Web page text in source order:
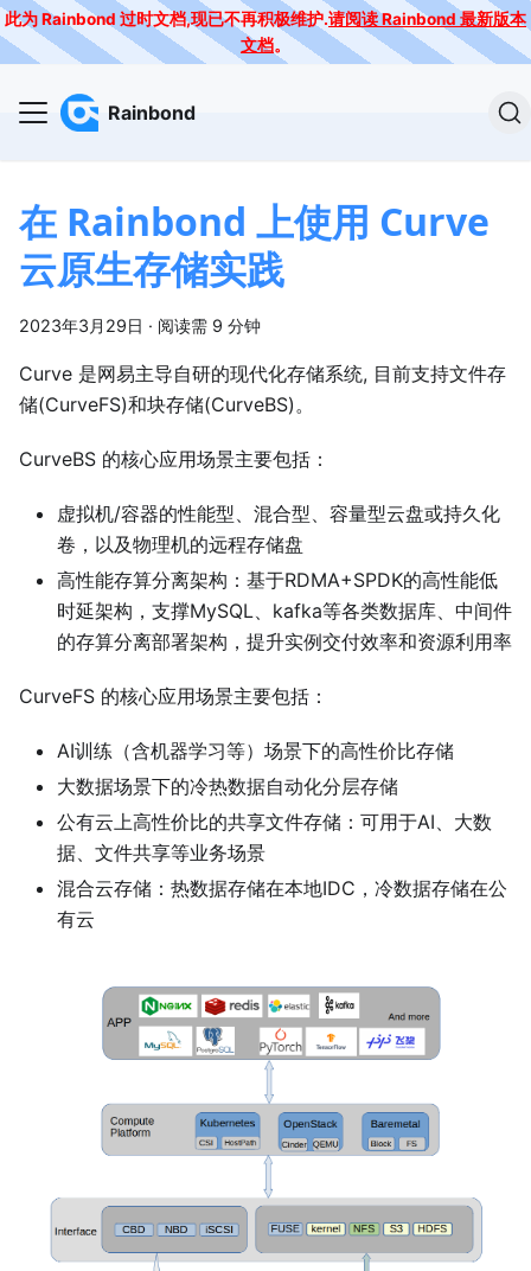
此为 Rainbond 过时文档,现已不再积极维护.请阅读 Rainbond 最新版本
文档。
Rainbond
在 Rainbond 上使用 Curve
云原生存储实践
2023年3月29日 · 阅读需 9 分钟
Curve 是网易主导自研的现代化存储系统, 目前支持文件存
储(CurveFS)和块存储(CurveBS)。
CurveBS 的核心应用场景主要包括：
虚拟机/容器的性能型、混合型、容量型云盘或持久化
卷，以及物理机的远程存储盘
高性能存算分离架构：基于RDMA+SPDK的高性能低
时延架构，支撑MySQL、kafka等各类数据库、中间件
的存算分离部署架构，提升实例交付效率和资源利用率
CurveFS 的核心应用场景主要包括：
AI训练（含机器学习等）场景下的高性价比存储
大数据场景下的冷热数据自动化分层存储
公有云上高性价比的共享文件存储：可用于AI、大数
据、文件共享等业务场景
混合云存储：热数据存储在本地IDC，冷数据存储在公
有云